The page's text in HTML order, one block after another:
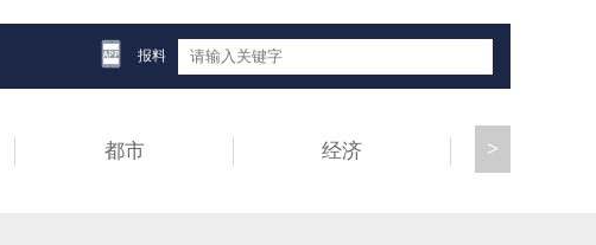
报料
都市 经济 >
57万人次
2026-05-29 16:47:23
藏在时光里的“天然摄影棚”，跟着《黑夜告